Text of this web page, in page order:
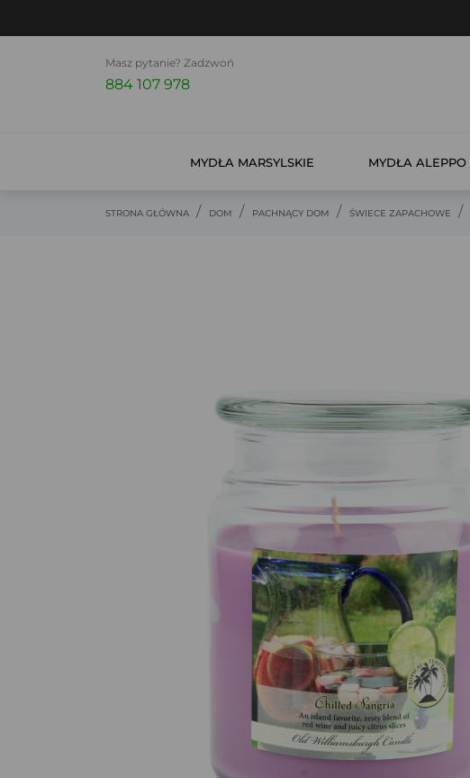
Masz pytanie? Zadzwoń
884 107 978
MYDŁA MARSYLSKIE MYDŁA ALEPPO
STRONA GŁÓWNA DOM PACHNĄCY DOM ŚWIECE ZAPACHOWE